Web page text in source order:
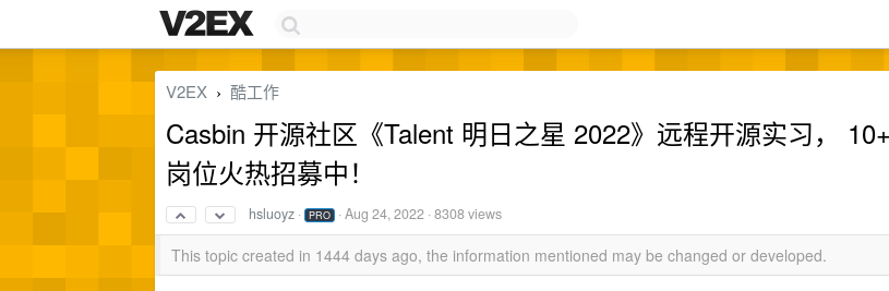
V2EX › 酷工作
Casbin 开源社区《Talent 明日之星 2022》远程开源实习， 10+
岗位火热招募中！
hsluoyz · PRO ·Aug 24, 2022 · 8308 views
This topic created in 1444 days ago, the information mentioned may be changed or developed.